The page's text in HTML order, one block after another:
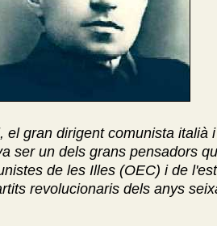
el gran dirigent comunista italià
ser un dels grans pensadors
de les Illes (OEC) i de
revolucionaris dels anys